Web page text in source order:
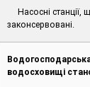
Насосні станції,
законсервовані.
водосховищі